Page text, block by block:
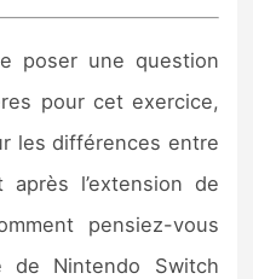
poser une question
pour cet exercice,
les différences entre
l’extension de
pensiez-vous
Nintendo Switch